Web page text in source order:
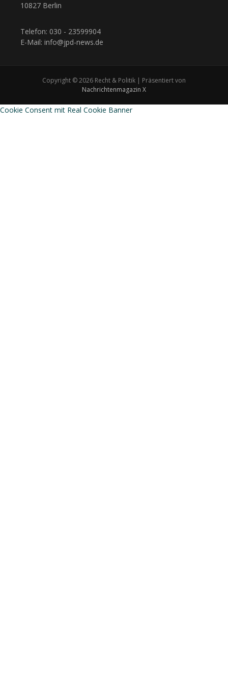
10827 Berlin
Telefon: 030 - 23599904
E-Mail: info@jpd-news.de
Copyright © 2026 Recht & Politik | Präsentiert von
Nachrichtenmagazin X
Cookie Consent mit Real Cookie Banner